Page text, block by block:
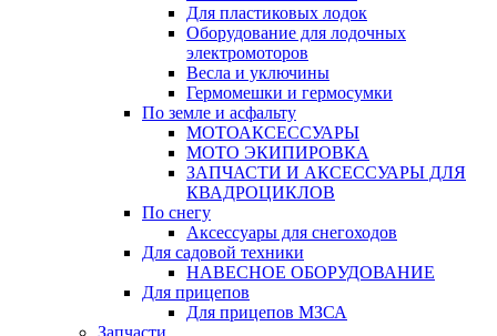
Для пластиковых лодок
Оборудование для лодочных
электромоторов
Весла и уключины
Гермомешки и гермосумки
По земле и асфальту
МОТОАКСЕССУАРЫ
МОТО ЭКИПИРОВКА
ЗАПЧАСТИ И АКСЕССУАРЫ ДЛЯ
КВАДРОЦИКЛОВ
По снегу
Аксессуары для снегоходов
Для садовой техники
НАВЕСНОЕ ОБОРУДОВАНИЕ
Для прицепов
Для прицепов МЗСА
Запчасти